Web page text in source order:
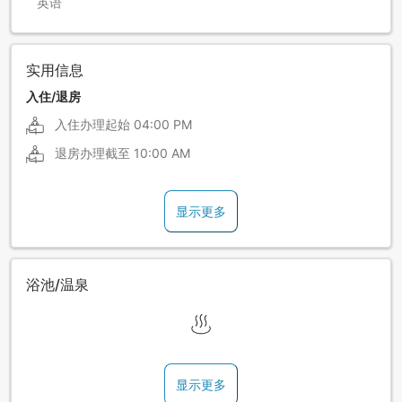
实用信息
入住/退房
入住办理起始 04:00 PM
退房办理截至 10:00 AM
显示更多
浴池/温泉
显示更多